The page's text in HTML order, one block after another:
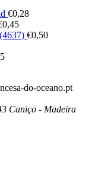
€0,28
0,45
€0,50
do-oceano.pt
Caniço - Madeira